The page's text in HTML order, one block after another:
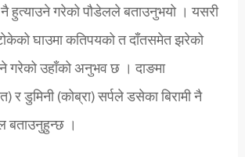
नै हुत्याउने गरेको पौडेलले बताउनुभयो । यसरी
घाउमा कतिपयको त दाँतसमेत झरेको
गरेको उहाँको अनुभव छ । दाङमा
र डुमिनी (कोब्रा) सर्पले डसेका बिरामी नै
बताउनुहुन्छ ।